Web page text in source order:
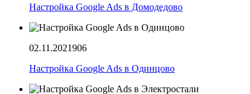
Настройка Google Ads в Домодедово
02.11.2021906
Настройка Google Ads в Одинцово